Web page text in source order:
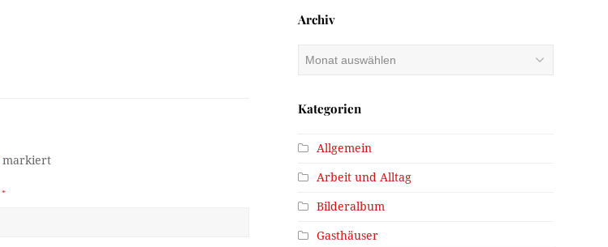
markiert
*
Archiv
Kategorien
Allgemein
Arbeit und Alltag
Bilderalbum
Gasthäuser